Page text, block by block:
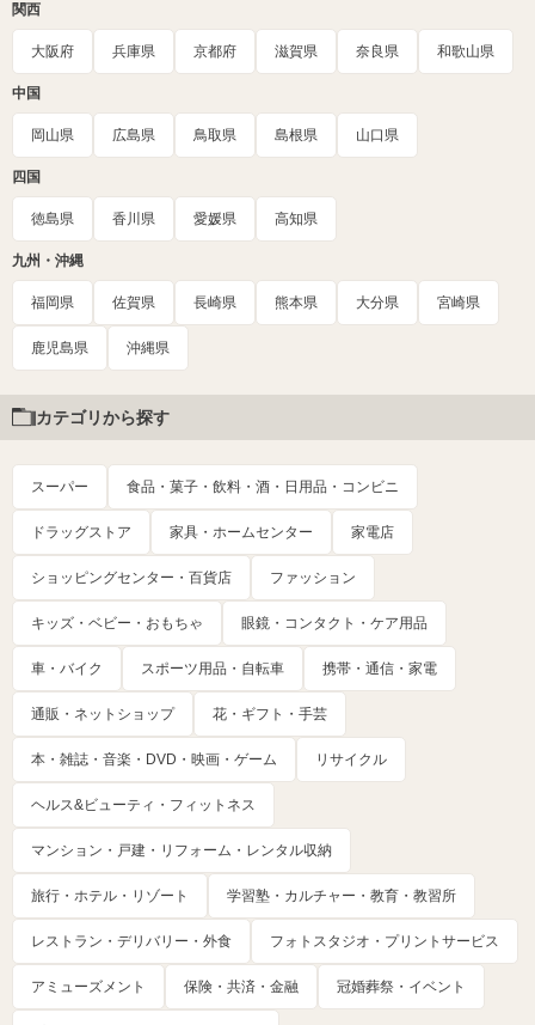
関西
大阪府 兵庫県 京都府 滋賀県 奈良県 和歌山県
中国
岡山県 広島県 鳥取県 島根県 山口県
四国
徳島県 香川県 愛媛県 高知県
九州・沖縄
福岡県 佐賀県 長崎県 熊本県 大分県 宮崎県
鹿児島県 沖縄県
カテゴリから探す
スーパー 食品・菓子・飲料・酒・日用品・コンビニ
ドラッグストア 家具・ホームセンター 家電店
ショッピングセンター・百貨店 ファッション
キッズ・ベビー・おもちゃ 眼鏡・コンタクト・ケア用品
車・バイク スポーツ用品・自転車 携帯・通信・家電
通販・ネットショップ 花・ギフト・手芸
本・雑誌・音楽・DVD・映画・ゲーム リサイクル
ヘルス&ビューティ・フィットネス
マンション・戸建・リフォーム・レンタル収納
旅行・ホテル・リゾート 学習塾・カルチャー・教育・教習所
レストラン・デリバリー・外食 フォトスタジオ・プリントサービス
アミューズメント 保険・共済・金融 冠婚葬祭・イベント